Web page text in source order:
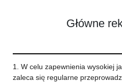
Główne
1. W celu zapewnienia wysokiej
zaleca się regularne